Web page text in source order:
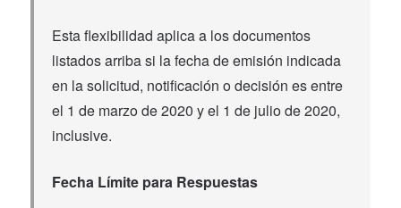
Esta flexibilidad aplica a los documentos
listados arriba si la fecha de emisión indicada
en la solicitud, notificación o decisión es entre
el 1 de marzo de 2020 y el 1 de julio de 2020,
inclusive.
Fecha Límite para Respuestas